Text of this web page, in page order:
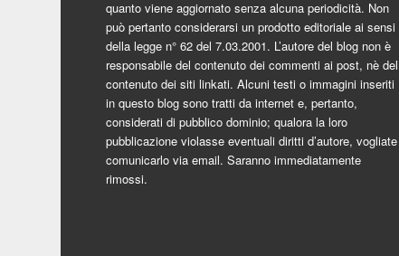
quanto viene aggiornato senza alcuna periodicità. Non
può pertanto considerarsi un prodotto editoriale ai sensi
della legge n° 62 del 7.03.2001. L’autore del blog non è
responsabile del contenuto dei commenti ai post, nè del
contenuto dei siti linkati. Alcuni testi o immagini inseriti
in questo blog sono tratti da internet e, pertanto,
considerati di pubblico dominio; qualora la loro
pubblicazione violasse eventuali diritti d’autore, vogliate
comunicarlo via email. Saranno immediatamente
rimossi.